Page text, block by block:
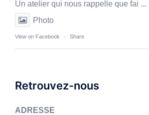
Un atelier qui nous rappelle que fai ...
Photo
View on Facebook · Share
Retrouvez-nous
ADRESSE